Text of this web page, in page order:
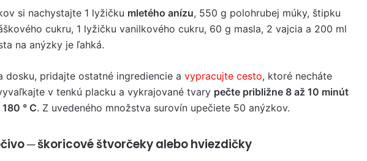
si nachystajte 1 lyžičku mletého anízu, 550 g polohrubej múky, štipku
cukru, 1 lyžičku vanilkového cukru, 60 g masla, 2 vajcia a 200 ml
na anýzky je ľahká.
dosku, pridajte ostatné ingrediencie a vypracujte cesto, ktoré necháte
v tenkú placku a vykrajované tvary pečte približne 8 až 10 minút
° C. Z uvedeného množstva surovín upečiete 50 anýzkov.
─ škoricové štvorčeky alebo hviezdičky